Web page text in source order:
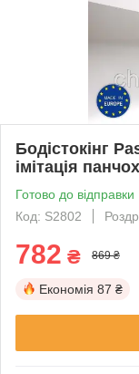
Бодістокінг
імітація
Готово до відправки
Код: S2802
782 ₴ 869 ₴
Економія 87 ₴